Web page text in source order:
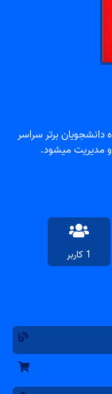
دانشجویان برتر سراسر
و مدیریت میشود.
1 کاربر